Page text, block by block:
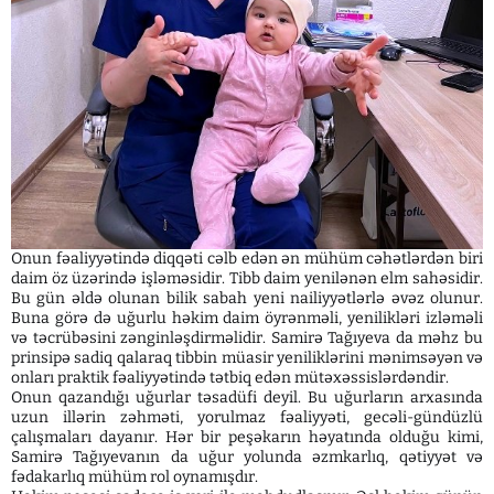
Onun fəaliyyətində diqqəti cəlb edən ən mühüm cəhətlərdən biri
daim öz üzərində işləməsidir. Tibb daim yenilənən elm sahəsidir.
Bu gün əldə olunan bilik sabah yeni nailiyyətlərlə əvəz olunur.
Buna görə də uğurlu həkim daim öyrənməli, yenilikləri izləməli
və təcrübəsini zənginləşdirməlidir. Samirə Tağıyeva da məhz bu
prinsipə sadiq qalaraq tibbin müasir yeniliklərini mənimsəyən və
onları praktik fəaliyyətində tətbiq edən mütəxəssislərdəndir.
Onun qazandığı uğurlar təsadüfi deyil. Bu uğurların arxasında
uzun illərin zəhməti, yorulmaz fəaliyyəti, gecəli-gündüzlü
çalışmaları dayanır. Hər bir peşəkarın həyatında olduğu kimi,
Samirə Tağıyevanın da uğur yolunda əzmkarlıq, qətiyyət və
fədakarlıq mühüm rol oynamışdır.